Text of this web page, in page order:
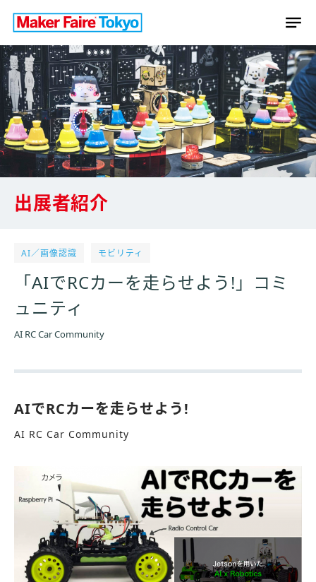
出展者紹介
AI／画像認識 モビリティ
「AIでRCカーを走らせよう!」コミ
ュニティ
AI RC Car Community
AIでRCカーを走らせよう!
AI RC Car Community